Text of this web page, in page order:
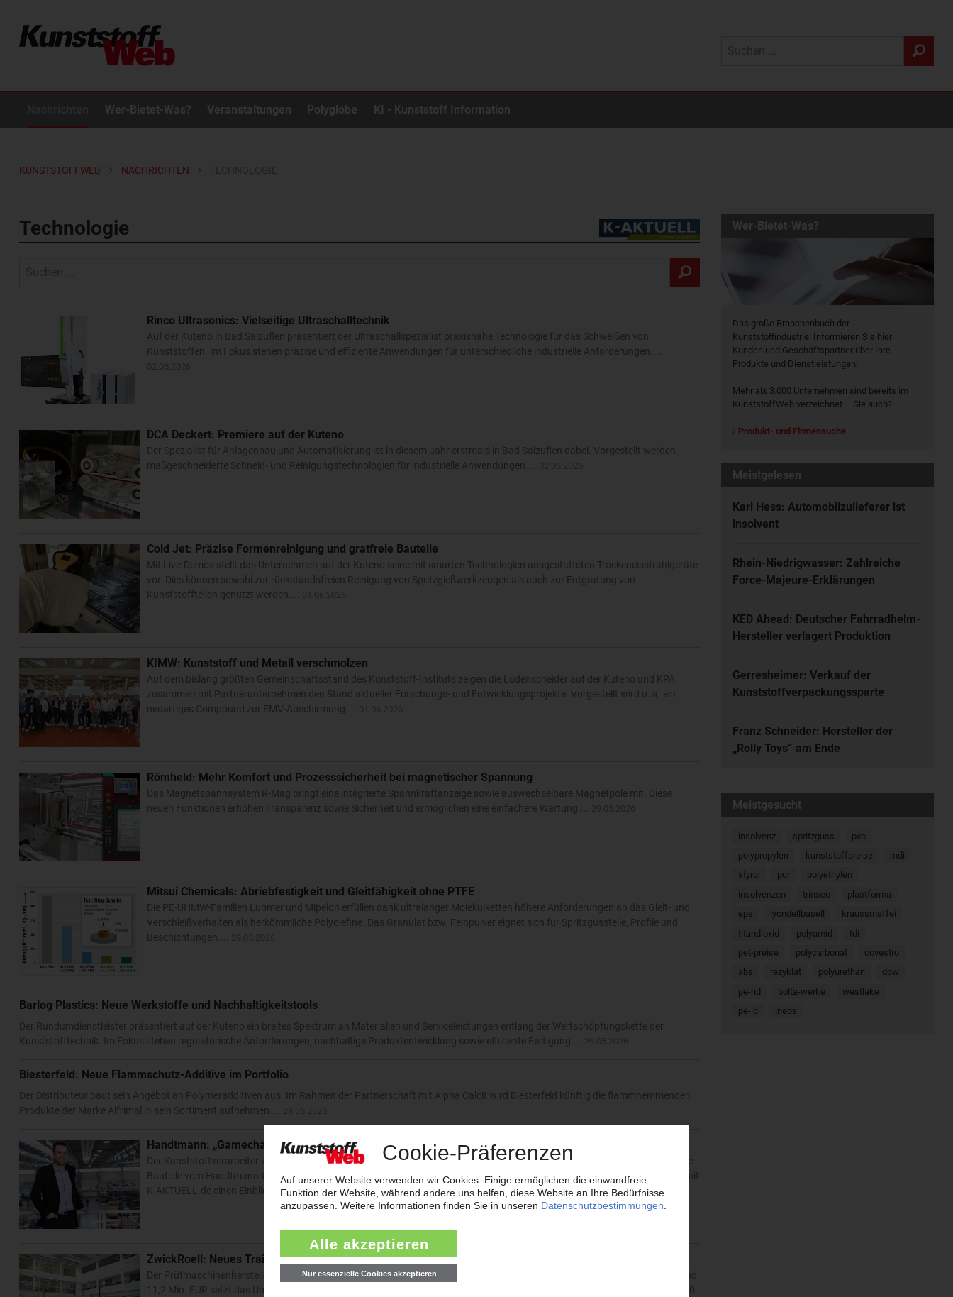
Wer-Bietet-Was? Veranstaltungen Polyglobe KI - Kunststoff Information
KUNSTSTOFFWEB NACHRICHTEN
Technologie
Rinco Ultrasonics: Vielseitige Ultraschalltechnik
Auf der Kuteno in Bad Salzuflen präsentiert der Ultraschallspezialist praxisnahe Technologie für das Schweißen von
Kunststoffen. Im Fokus stehen präzise und effiziente Anwendungen für unterschiedliche industrielle Anforderungen....
DCA Deckert: Premiere auf der Kuteno
Der Spezialist für Anlagenbau und Automatisierung ist in diesem Jahr erstmals in Bad Salzuflen dabei. Vorgestellt werden
maßgeschneiderte Schneid- und Reinigungstechnologien für industrielle Anwendungen....
Cold Jet: Präzise Formenreinigung und gratfreie Bauteile
Mit Live-Demos stellt das Unternehmen auf der Kuteno seine mit smarten Technologien ausgestatteten Trockeneisstrahlgeräte
vor. Dies können sowohl zur rückstandsfreien Reinigung von Spritzgießwerkzeugen als auch zur Entgratung von
Kunststoffteilen genutzt werden....
KIMW: Kunststoff und Metall verschmolzen
Auf dem bislang größten Gemeinschaftsstand des Kunststoff-Instituts zeigen die Lüdenscheider auf der Kuteno und KPA
zusammen mit Partnerunternehmen den Stand aktueller Forschungs- und Entwicklungsprojekte. Vorgestellt wird u. a. ein
neuartiges Compound zur EMV-Abschirmung....
Römheld: Mehr Komfort und Prozesssicherheit bei magnetischer Spannung
Das Magnetspannsystem R-Mag bringt eine integrierte Spannkraftanzeige sowie auswechselbare Magnetpole mit. Diese
neuen Funktionen erhöhen Transparenz sowie Sicherheit und ermöglichen eine einfachere Wartung....
Mitsui Chemicals: Abriebfestigkeit und Gleitfähigkeit ohne PTFE
Die PE-UHMW-Familien Lubmer und Mipelon erfüllen dank ultralanger Molekülketten höhere Anforderungen an das Gleit- und
Verschleißverhalten als herkömmliche Polyolefine. Das Granulat bzw. Feinpulver eignet sich für Spritzgussteile, Profile und
Beschichtungen....
Barlog Plastics: Neue Werkstoffe und Nachhaltigkeitstools
Der Rundumdienstleister präsentiert auf der Kuteno ein breites Spektrum an Materialien und Serviceleistungen entlang der Wertschöpfungskette der
Kunststofftechnik. Im Fokus stehen regulatorische Anforderungen, nachhaltige Produktentwicklung sowie effiziente Fertigung....
Biesterfeld: Neue Flammschutz-Additive im Portfolio
Der Distributeur baut sein Angebot an Polymeradditiven aus. Im Rahmen der Partnerschaft mit Alpha Calcit wird Biesterfeld künftig die flammhemmenden
Produkte der Marke Alfrimal in sein Sortiment aufnehmen....
Handtmann: „Gamechanger für dynamische Anwendungen“
Der Kunststoffverarbeiter zeigt auf der parallel zur Kuteno stattfindenden KPA in Bad Salzuflen, wie langlebige, hochbelastete
Bauteile vom Handtmann-Gusspolyamid Lauramid PA12C profitieren. Vertriebsleiter Michael Schwellinger gibt im Interview mit
K-AKTUELL.de einen Einblick....28.05.2026
ZwickRoell: Neues Training Center in Ulm
Der Prüfmaschinenhersteller hat sein neues Zentrum für Aus- und Weiterbildung offiziell eröffnet. Mit einer Investition von rund
11,2 Mio. EUR setzt das Unternehmen ein Bekenntnis zum Standort Ulm und zur gezielten Qualifizierung seiner mehr als 1.800
Wer-Bietet-Was?
Das große Branchenbuch der
Kunststoffindustrie: Informieren Sie hier
Kunden und Geschäftspartner über Ihre
Produkte und Dienstleistungen!
Mehr als 3.000 Unternehmen sind bereits im
KunststoffWeb verzeichnet – Sie auch?
Produkt- und Firmensuche
Meistgelesen
Karl Hess: Automobilzulieferer ist
insolvent
Rhein-Niedrigwasser: Zahlreiche
Force-Majeure-Erklärungen
KED Ahead: Deutscher Fahrradhelm-
Hersteller verlagert Produktion
Gerresheimer: Verkauf der
Kunststoffverpackungssparte
Franz Schneider: Hersteller der
„Rolly Toys“ am Ende
Meistgesucht
insolvenz spritzguss
pvc
polypropylen
kunststoffpreise
mdi
styrol
pur
polyethylen
insolvenzen
trinseo
plastforma
eps
lyondellbasell
kraussmaffei
titandioxid
polyamid
tdi
pet-preise
polycarbonat
covestro
abs
rezyklat polyurethan
dow
pe-hd
bolta-werke
westlake
pe-ld
ineos